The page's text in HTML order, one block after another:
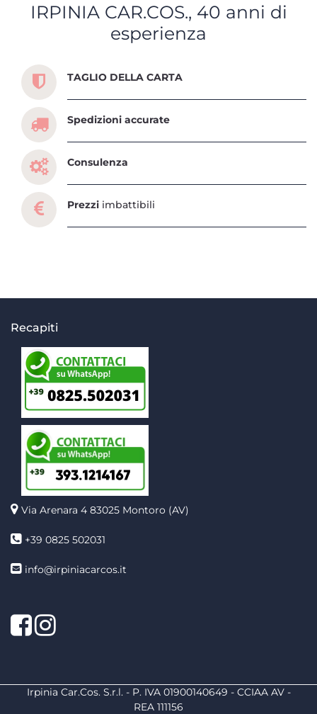
IRPINIA CAR.COS., 40 anni di
esperienza
Scopri tutti i servizi che ti abbiamo dedicato
TAGLIO DELLA CARTA
Spedizioni accurate
Consulenza
Prezzi imbattibili
Recapiti
Via Arenara 4 83025 Montoro (AV)
+39 0825 502031
info@irpiniacarcos.it
FacebookInstagram
Irpinia Car.Cos. S.r.l. - P. IVA 01900140649 - CCIAA AV -
REA 111156